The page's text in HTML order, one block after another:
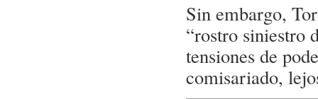
Sin embargo,
“rostro siniestro
tensiones de
comisariado,